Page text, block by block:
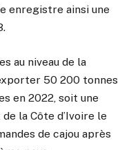
enregistre ainsi une
au niveau de la
50 200 tonnes
en 2022, soit une
la Côte d’Ivoire le
de cajou après